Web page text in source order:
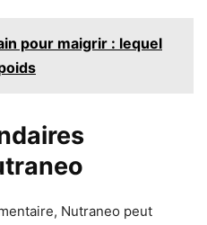
pour maigrir : lequel
Nutraneo peut